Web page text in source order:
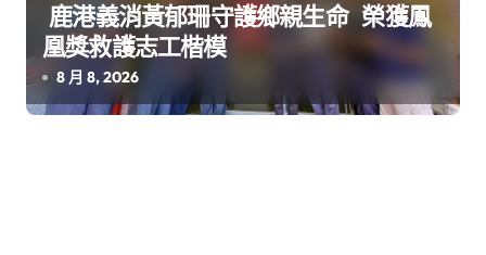
鹿港義消黃郁珊守護鄉親生命 榮獲鳳
凰獎救護志工楷模
8 月 8, 2026